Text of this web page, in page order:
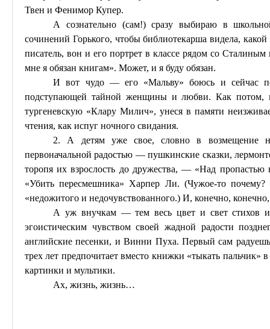
Твен и Фенимор Купер.
А сознательно (сам!) сразу выбираю в
сочинений Горького, чтобы библиотекарша видела,
писатель, вон и его портрет в классе рядом со
мне я обязан книгам». Может, и я буду обязан.
И вот чудо — его «Мальву»боюсь и сейчас
подступающей тайной женщины и любви. Как потом,
тургеневскую «Клару Милич», унеся в памяти
чтения, как испуг ночного свидания.
2. А детям уже свое, словно в возмещение
первоначальной радостью — пушкинские сказки,
торопя их взрослость до дружества, — «Над пропастью
«Убить пересмешника» Харпер Ли. (Чужое-то
«недожитого и недочувствованного.) И, конечно,
А уж внучкам — тем весь цвет и свет стихов
эгоистическим чувством своей жадной радости
английские песенки, иВинни Пуха. Первый сам
трех лет предпочитает вместо книжки «тыкать пальчик»
картинки и мультики.
Ах, жизнь, жизнь…